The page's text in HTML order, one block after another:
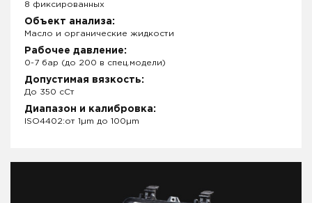
8 фиксированных
Объект анализа:
Масло и органические жидкости
Рабочее давление:
0-7 бар (до 200 в спец.модели)
Допустимая вязкость:
До 350 сСт
Диапазон и калибровка:
ISO4402:от 1µm до 100µm